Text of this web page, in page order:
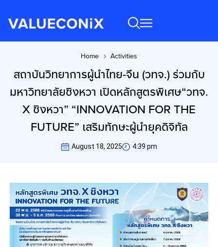
Home Activities
สถาบันวิทยาการผู้นำไทย-จีน (วทจ.) ร่วมกับ
มหาวิทยาลัยชิงหวา เปิดหลักสูตรพิเศษ“วทจ.
X ชิงหวา” “INNOVATION FOR THE
FUTURE” เสริมทักษะผู้นำยุคดิจิทัล
August 18, 2025 4:39 pm